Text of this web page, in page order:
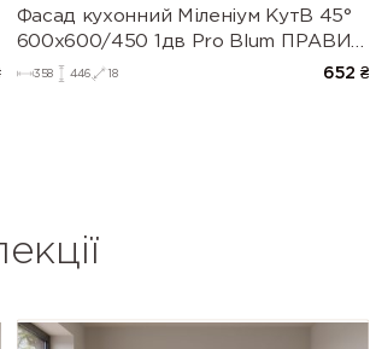
Фасад кухонний Міленіум КутВ 45°
600х600/450 1дв Pro Blum ПРАВИЙ
(глянець)
358 446 18 652 ₴